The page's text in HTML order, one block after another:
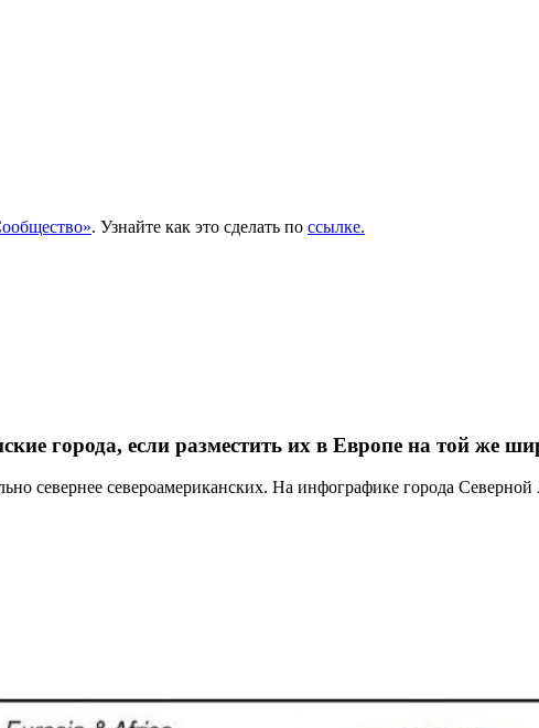
. Узнайте как это сделать по ссылке.
города, если разместить их в Европе на той же
севернее североамериканских. На инфографике города